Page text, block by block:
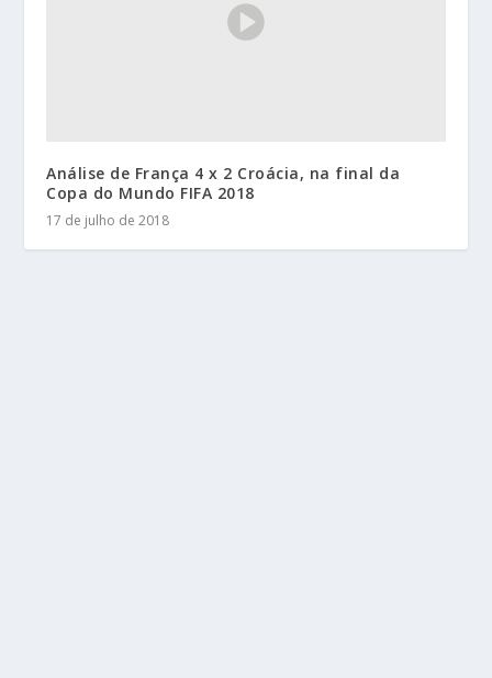
Análise de França 4 x 2 Croácia, na final da
Copa do Mundo FIFA 2018
17 de julho de 2018